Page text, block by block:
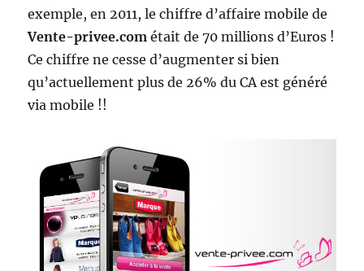
exemple, en 2011, le chiffre d’affaire mobile de
Vente-privee.com était de 70 millions d’Euros !
Ce chiffre ne cesse d’augmenter si bien
qu’actuellement plus de 26% du CA est généré
via mobile !!